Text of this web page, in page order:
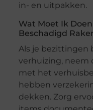
in- en uitpakken.
Wat Moet Ik
Beschadigd
Als je bezittingen
verhuizing, neem
met het
hebben
dekken. Zorg